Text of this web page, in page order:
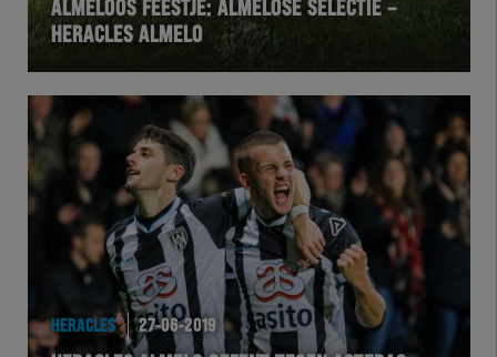
ALMELOOS FEESTJE: ALMELOSE SELECTIE –
HERACLES ALMELO
HERACLES 27-06-2019